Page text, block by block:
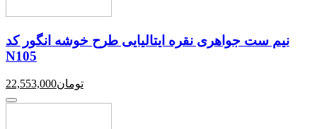
نیم ست جواهری نقره ایتالیایی طرح خوشه انگور کد
N105
22,553,000تومان